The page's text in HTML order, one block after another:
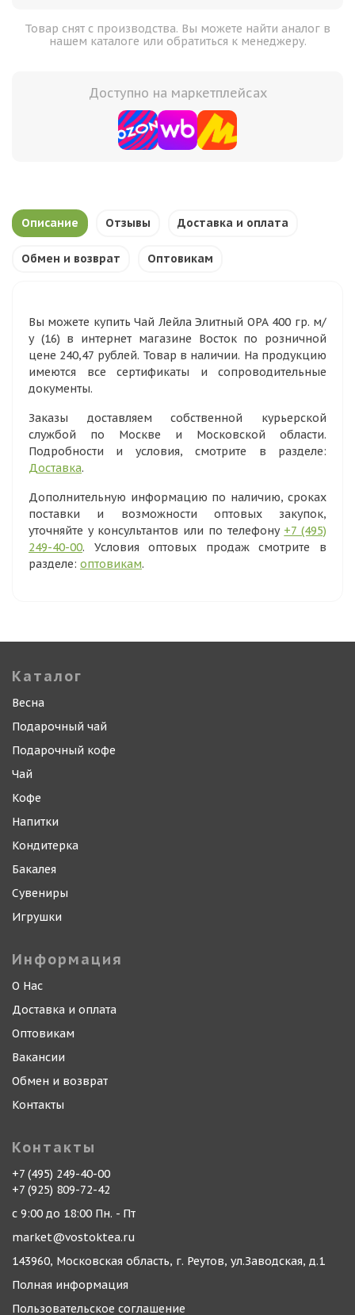
Товар снят с производства. Вы можете найти аналог в
нашем каталоге или обратиться к менеджеру.
Доступно на маркетплейсах
Описание Отзывы Доставка и оплата
Обмен и возврат Оптовикам
Вы можете купить Чай Лейла Элитный ОРА 400 гр. м/
у (16) в интернет магазине Восток по розничной
цене 240,47 рублей. Товар в наличии. На продукцию
имеются все сертификаты и сопроводительные
документы.
Заказы доставляем собственной курьерской
службой по Москве и Московской области.
Подробности и условия, смотрите в разделе:
Доставка.
Дополнительную информацию по наличию, сроках
поставки и возможности оптовых закупок,
уточняйте у консультантов или по телефону +7 (495)
249-40-00. Условия оптовых продаж смотрите в
разделе: оптовикам.
Каталог
Весна
Подарочный чай
Подарочный кофе
Чай
Кофе
Напитки
Кондитерка
Бакалея
Сувениры
Игрушки
Информация
О Нас
Доставка и оплата
Оптовикам
Вакансии
Обмен и возврат
Контакты
Контакты
+7 (495) 249-40-00
+7 (925) 809-72-42
с 9:00 до 18:00 Пн. - Пт
market@vostoktea.ru
143960, Московская область, г. Реутов, ул.Заводская, д.1
Полная информация
Пользовательское соглашение